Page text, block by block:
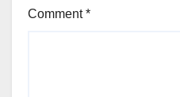
Comment*